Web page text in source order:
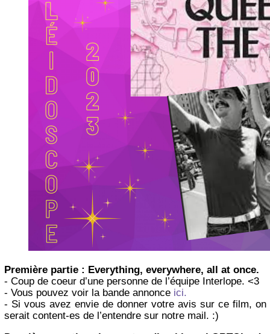
Première partie : Everything, everywhere, all at once.
- Coup de coeur d’une personne de l’équipe Interlope. <3
- Vous pouvez voir la bande annonce ici.
- Si vous avez envie de donner votre avis sur ce film, on
serait content-es de l’entendre sur notre mail. :)